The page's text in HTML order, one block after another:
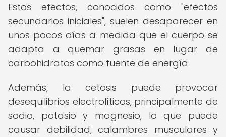
Estos efectos, conocidos como "efectos
secundarios iniciales", suelen desaparecer en
unos pocos días a medida que el cuerpo se
adapta a quemar grasas en lugar de
carbohidratos como fuente de energía.
Además, la cetosis puede provocar
desequilibrios electrolíticos, principalmente de
sodio, potasio y magnesio, lo que puede
causar debilidad, calambres musculares y